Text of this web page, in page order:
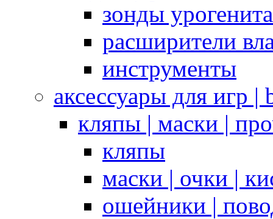
зонды
расширители
инструменты
аксессуары для игр |
кляпы | маски |
кляпы
маски | очки |
ошейники |